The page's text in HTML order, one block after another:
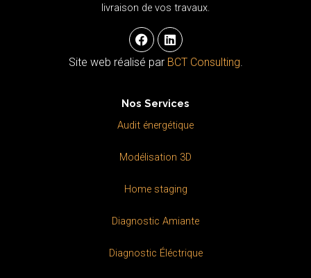
livraison de vos travaux.
F
a
c
e
o
k
L
i
n
k
i
n
Site web réalisé par BCT Consulting.
Nos Services
Audit énergétique
Modélisation 3D
Home staging
Diagnostic Amiante
Diagnostic Éléctrique